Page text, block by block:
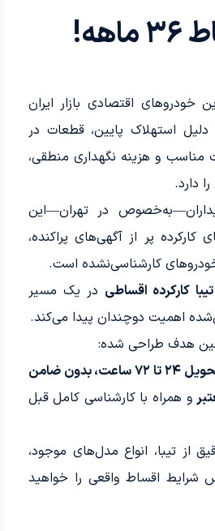
خودروهای اقتصادی بازار ایران
استهلاک پایین، قطعات در
و هزینه نگهداری منطقی،
دارد.
در تهران—این
کارکرده پر از آگهی‌های پراکنده،
کارشناسی‌نشده است.
تیبا کارکرده اقساطی در یک مسیر
اهمیت دوچندان پیدا می‌کند.
هدف طراحی شده:
با تحویل ۲۴ تا ۷۲ ساعت، بدون ضامن
و همراه با کارشناسی کامل قبل
از تیبا، انواع مدل‌های موجود،
اقساط واقعی را خواهید